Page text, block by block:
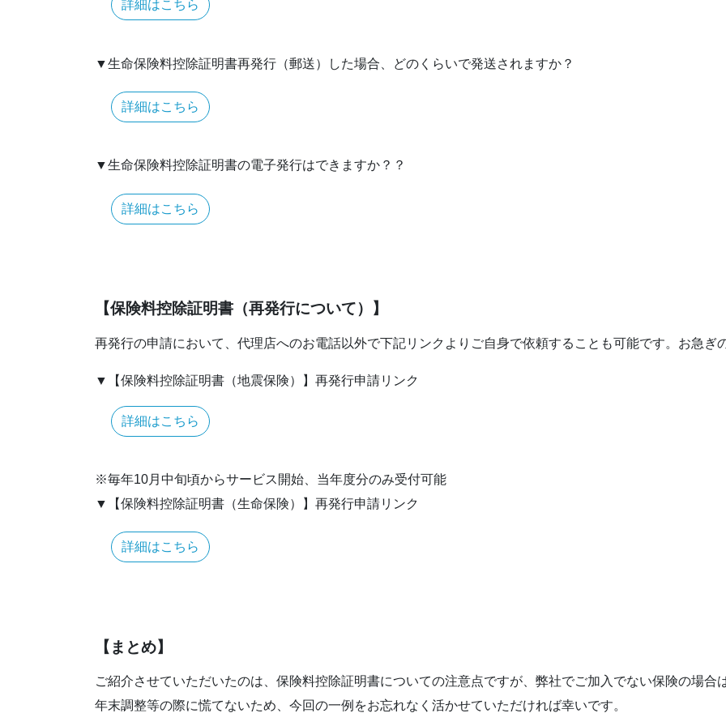
詳細はこちら
▼生命保険料控除証明書再発行（郵送）した場合、どのくらいで発送されますか？
詳細はこちら
▼生命保険料控除証明書の電子発行はできますか？？
詳細はこちら
【保険料控除証明書（再発行について）】
再発行の申請において、代理店へのお電話以外で下記リンクよりご自身で依頼することも可能です。お急ぎ
▼【保険料控除証明書（地震保険）】再発行申請リンク
詳細はこちら
※毎年10月中旬頃からサービス開始、当年度分のみ受付可能
▼【保険料控除証明書（生命保険）】再発行申請リンク
詳細はこちら
【まとめ】
ご紹介させていただいたのは、保険料控除証明書についての注意点ですが、弊社でご加入でない保険の場合
年末調整等の際に慌てないため、今回の一例をお忘れなく活かせていただければ幸いです。